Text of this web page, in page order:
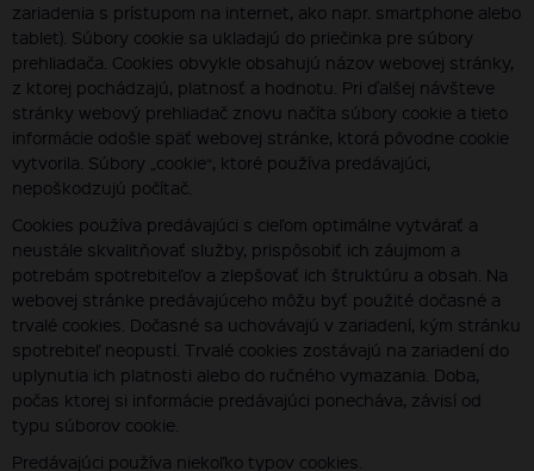
zariadenia s prístupom na internet, ako napr. smartphone alebo
tablet). Súbory cookie sa ukladajú do priečinka pre súbory
prehliadača. Cookies obvykle obsahujú názov webovej stránky,
z ktorej pochádzajú, platnosť a hodnotu. Pri ďalšej návšteve
stránky webový prehliadač znovu načíta súbory cookie a tieto
informácie odošle späť webovej stránke, ktorá pôvodne cookie
vytvorila. Súbory „cookie“, ktoré používa predávajúci,
nepoškodzujú počítač.
Cookies používa predávajúci s cieľom optimálne vytvárať a
neustále skvalitňovať služby, prispôsobiť ich záujmom a
potrebám spotrebiteľov a zlepšovať ich štruktúru a obsah. Na
webovej stránke predávajúceho môžu byť použité dočasné a
trvalé cookies. Dočasné sa uchovávajú v zariadení, kým stránku
spotrebiteľ neopustí. Trvalé cookies zostávajú na zariadení do
uplynutia ich platnosti alebo do ručného vymazania. Doba,
počas ktorej si informácie predávajúci ponecháva, závisí od
typu súborov cookie.
Predávajúci používa niekoľko typov cookies.